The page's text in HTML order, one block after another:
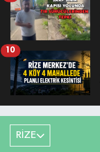
10
RİZE